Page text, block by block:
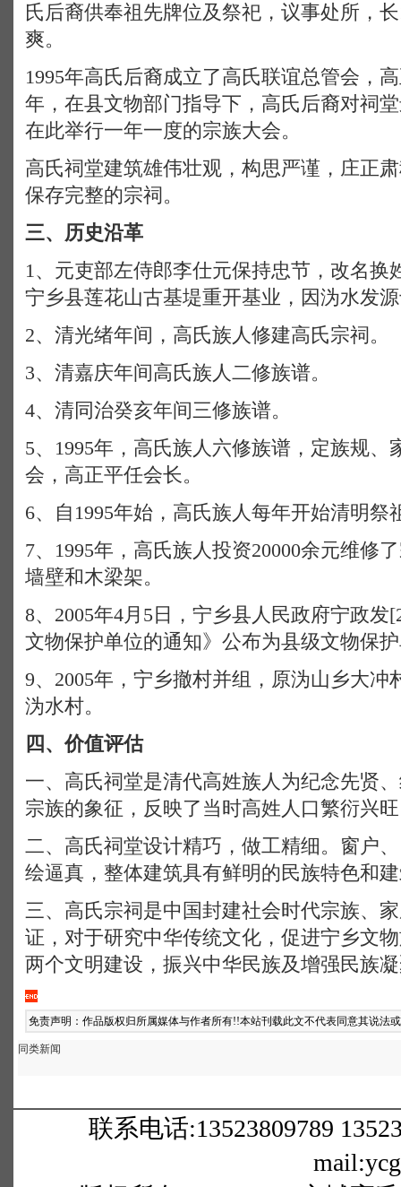
氏后裔供奉祖先牌位及祭祀，议事处所，
爽。
1995年高氏后裔成立了高氏联谊总管会，
年，在县文物部门指导下，高氏后裔对祠
在此举行一年一度的宗族大会。
高氏祠堂建筑雄伟壮观，构思严谨，庄正
保存完整的宗祠。
三、历史沿革
1、元吏部左侍郎李仕元保持忠节，改名换
宁乡县莲花山古基堤重开基业，因沩水发
2、清光绪年间，高氏族人修建高氏宗祠。
3、清嘉庆年间高氏族人二修族谱。
4、清同治癸亥年间三修族谱。
5、1995年，高氏族人六修族谱，定族规
会，高正平任会长。
6、自1995年始，高氏族人每年开始清明祭
7、1995年，高氏族人投资20000余元维修
墙壁和木梁架。
8、2005年4月5日，宁乡县人民政府宁政发
文物保护单位的通知》公布为县级文物保
9、2005年，宁乡撤村并组，原沩山乡大
沩水村。
四、价值评估
一、高氏祠堂是清代高姓族人为纪念先贤
宗族的象征，反映了当时高姓人口繁衍兴
二、高氏祠堂设计精巧，做工精细。窗户
绘逼真，整体建筑具有鲜明的民族特色和
三、高氏宗祠是中国封建社会时代宗族、
证，对于研究中华传统文化，促进宁乡文
两个文明建设，振兴中华民族及增强民族
免责声明：作品版权归所属媒体与作者所有!!本站刊载此文不代表同意其说法
同类新闻
联系电话:13523809789